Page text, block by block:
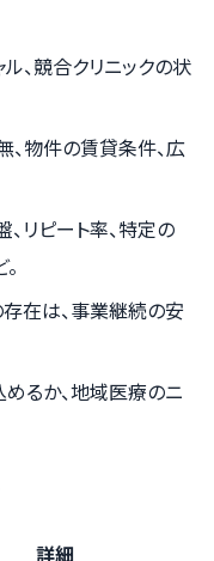
、競合クリニックの状
物件の賃貸条件、広
リピート率、特定の
在は、事業継続の安
るか、地域医療のニ
詳細